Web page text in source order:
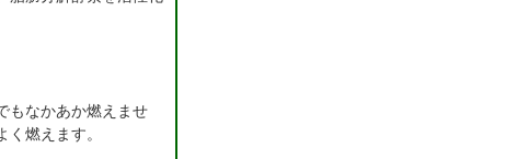
もなかあか燃えませ
燃えます。